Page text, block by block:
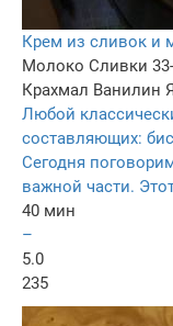
Крем из сливок и
Молоко Сливки
Крахмал Ванилин
Любой
составляющих:
Сегодня
важной части.
40 мин
–
5.0
235